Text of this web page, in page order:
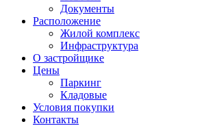
Документы
Расположение
Жилой комплекс
Инфраструктура
О застройщике
Цены
Паркинг
Кладовые
Условия покупки
Контакты